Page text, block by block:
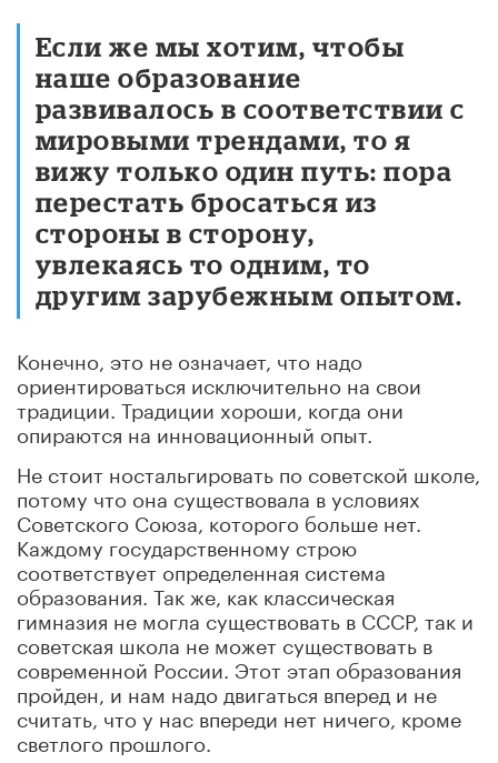
Если же мы хотим, чтобы
наше образование
развивалось в соответствии с
мировыми трендами, то я
вижу только один путь: пора
перестать бросаться из
стороны в сторону,
увлекаясь то одним, то
другим зарубежным опытом.
Конечно, это не означает, что надо
ориентироваться исключительно на свои
традиции. Традиции хороши, когда они
опираются на инновационный опыт.
Не стоит ностальгировать по советской школе,
потому что она существовала в условиях
Советского Союза, которого больше нет.
Каждому государственному строю
соответствует определенная система
образования. Так же, как классическая
гимназия не могла существовать в СССР, так и
советская школа не может существовать в
современной России. Этот этап образования
пройден, и нам надо двигаться вперед и не
считать, что у нас впереди нет ничего, кроме
светлого прошлого.